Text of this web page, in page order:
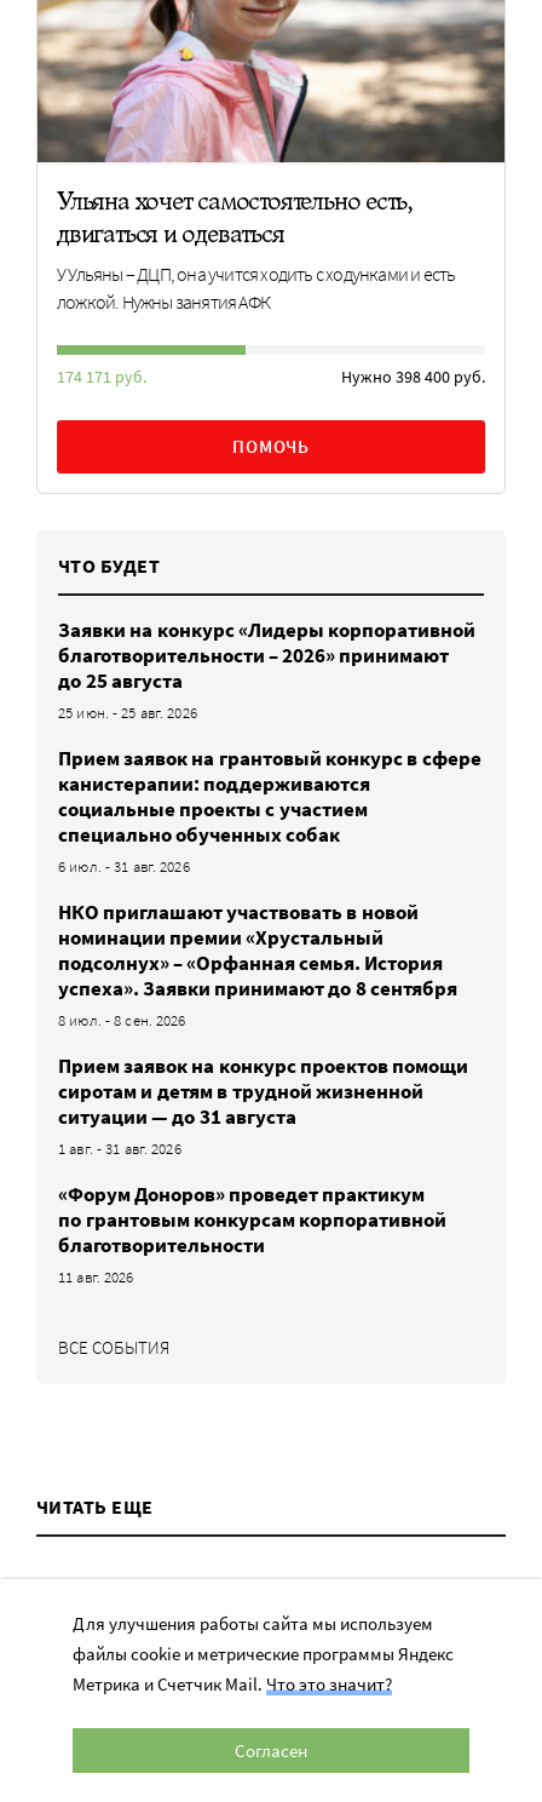
Ульяна хочет самостоятельно есть,
двигаться и одеваться
У Ульяны – ДЦП, она учится ходить с ходунками и есть
ложкой. Нужны занятия АФК
174 171 руб. Нужно 398 400 руб.
ПОМОЧЬ
ЧТО БУДЕТ
Заявки на конкурс «Лидеры корпоративной
благотворительности – 2026» принимают
до 25 августа
25 июн. - 25 авг. 2026
Прием заявок на грантовый конкурс в сфере
канистерапии: поддерживаются
социальные проекты с участием
специально обученных собак
6 июл. - 31 авг. 2026
НКО приглашают участвовать в новой
номинации премии «Хрустальный
подсолнух» – «Орфанная семья. История
успеха». Заявки принимают до 8 сентября
8 июл. - 8 сен. 2026
Прием заявок на конкурс проектов помощи
сиротам и детям в трудной жизненной
ситуации — до 31 августа
1 авг. - 31 авг. 2026
«Форум Доноров» проведет практикум
по грантовым конкурсам корпоративной
благотворительности
11 авг. 2026
ВСЕ СОБЫТИЯ
ЧИТАТЬ ЕЩЕ
ТЕМЫ
Для улучшения работы сайта мы используем
файлы cookie и метрические программы Яндекс
Метрика и Счетчик Mail. Что это значит?
Согласен